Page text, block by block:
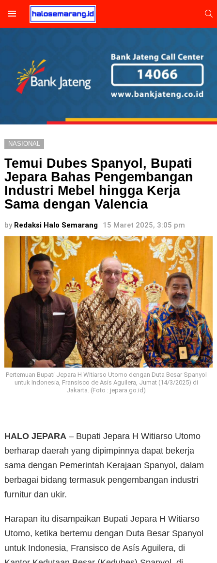
NASIONAL
Temui Dubes Spanyol, Bupati
Jepara Bahas Pengembangan
Industri Mebel hingga Kerja
Sama dengan Valencia
by Redaksi Halo Semarang 15 Maret 2025, 3:05 pm
Pertemuan Bupati Jepara H Witiarso Utomo dengan Duta Besar Spanyol
untuk Indonesia, Fransisco de Asís Aguilera, Jumat (14/3/2025) di
Jakarta. (Foto : jepara.go.id)
HALO JEPARA – Bupati Jepara H Witiarso Utomo
berharap daerah yang dipimpinnya dapat bekerja
sama dengan Pemerintah Kerajaan Spanyol, dalam
berbagai bidang termasuk pengembangan industri
furnitur dan ukir.
Harapan itu disampaikan Bupati Jepara H Witiarso
Utomo, ketika bertemu dengan Duta Besar Spanyol
untuk Indonesia, Fransisco de Asís Aguilera, di